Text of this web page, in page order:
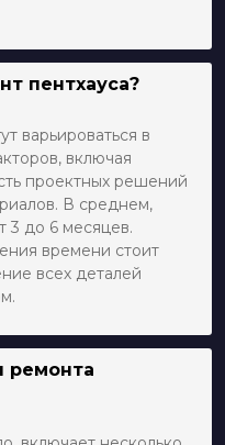
пентхауса?
варьироваться в
включая
проектных решений
В среднем,
3 до 6 месяцев.
времени стоит
всех деталей
ремонта